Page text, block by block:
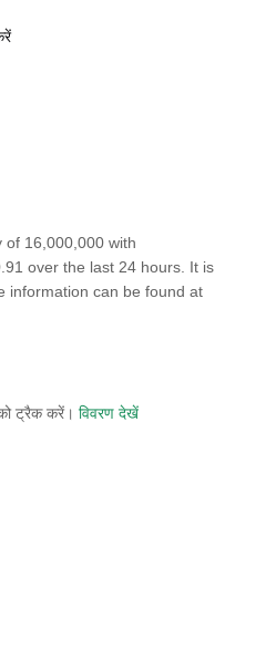
of 16,000,000 with
over the last 24 hours. It is
information can be found at
ट्रैक करें। विवरण देखें